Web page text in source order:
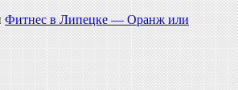
Фитнес в Липецке — Оранж или